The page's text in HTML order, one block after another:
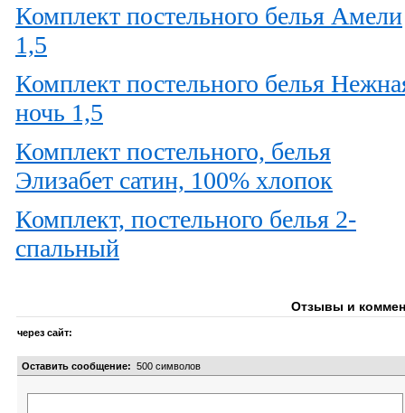
Комплект постельного белья Амели
1,5
Комплект постельного белья
ночь 1,5
Комплект постельного, белья
Элизабет сатин, 100% хлопок
Комплект, постельного белья 2-
спальный
Отзывы и
через сайт:
Оставить сообщение: 500 символов